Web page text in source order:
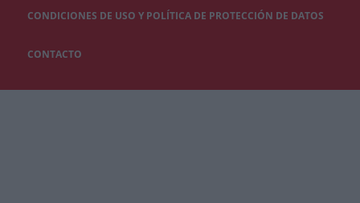
CONDICIONES DE USO Y POLÍTICA DE PROTECCIÓN DE DATOS
CONTACTO